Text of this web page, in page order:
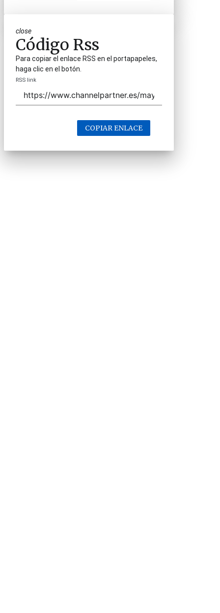
close
Código Rss
Para copiar el enlace RSS en el portapapeles,
haga clic en el botón.
RSS link
COPIAR ENLACE